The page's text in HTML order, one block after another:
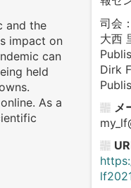
and the
impact on
can
held
As a
司会：
大西
Dirk
メ